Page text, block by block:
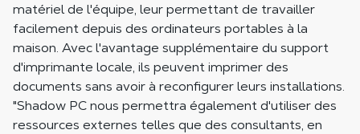
matériel de l'équipe, leur permettant de travailler
facilement depuis des ordinateurs portables à la
maison. Avec l'avantage supplémentaire du support
d'imprimante locale, ils peuvent imprimer des
documents sans avoir à reconfigurer leurs installations.
"Shadow PC nous permettra également d'utiliser des
ressources externes telles que des consultants, en